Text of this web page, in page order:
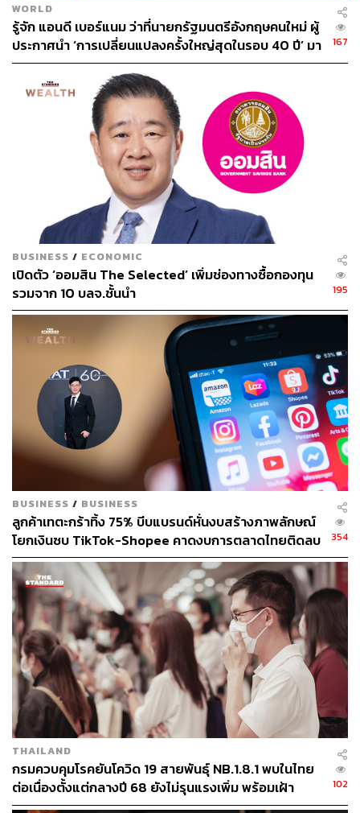
WORLD
รู้จัก แอนดี เบอร์แนม ว่าที่นายกรัฐมนตรีอังกฤษคนใหม่ ผู้
ประกาศนำ ‘การเปลี่ยนแปลงครั้งใหญ่สุดในรอบ 40 ปี’ มา
สู่การเมืองอังกฤษ
167
BUSINESS / ECONOMIC
เปิดตัว ‘ออมสิน The Selected’ เพิ่มช่องทางซื้อกองทุน
รวมจาก 10 บลจ.ชั้นนำ
195
BUSINESS / BUSINESS
ลูกค้าเทตะกร้าทิ้ง 75% บีบแบรนด์หั่นงบสร้างภาพลักษณ์
โยกเงินซบ TikTok-Shopee คาดงบการตลาดไทยติดลบ
ครั้งแรกในรอบ 14 ปี
354
THAILAND
กรมควบคุมโรคยันโควิด 19 สายพันธุ์ NB.1.8.1 พบในไทย
ต่อเนื่องตั้งแต่กลางปี 68 ยังไม่รุนแรงเพิ่ม พร้อมเฝ้า
ระวัง-ติดตามใกล้ชิด
102